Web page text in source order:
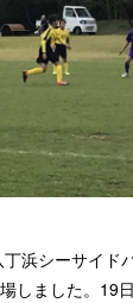
浜シーサイド
しました。19